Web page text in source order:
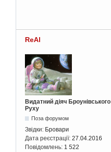
ReAl
Видатний діяч Броунівського
Руху
Поза форумом
Звідки: Бровари
Дата реєстрації: 27.04.2016
Повідомлень: 1 522